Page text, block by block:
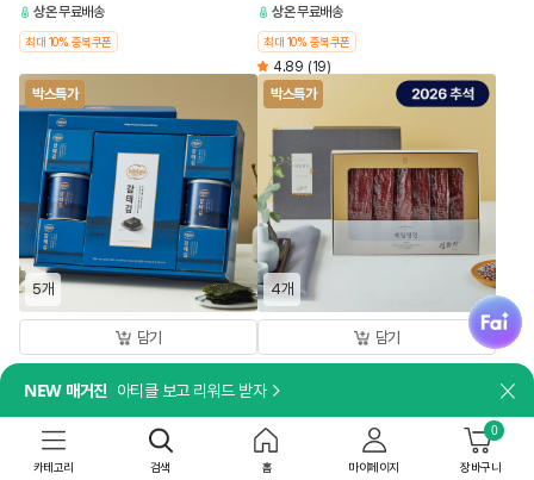
상온무료배송
최대 10% 중복쿠폰
상온무료배송
최대 10% 중복쿠폰
4.89 (19)
박스특가
5개
담기
[26추석 선물세트특가]비비고 감태김
혼합 1호X5개
244,500
%163,815
박스특가
4개
담기
[26추석 선물세트특가]제일명인 한우
육포X4개
349,600
23 269,192원
NEW 매거진 아티클 보고 리워드 받자
fai
카테고리 검색 홈 마이페이지 장바구니
0